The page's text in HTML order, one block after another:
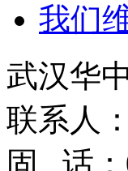
我们
武汉华
联系人
固 话：